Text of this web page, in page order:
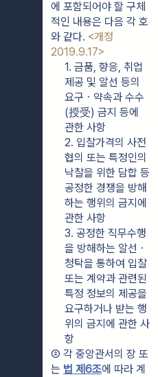
에 포함되어야 할 구체
적인 내용은 다음 각 호
와 같다. <개정
2019.9.17>
1. 금품, 향응, 취업
제공 및 알선 등의
요구ㆍ약속과 수수
(授受) 금지 등에
관한 사항
2. 입찰가격의 사전
협의 또는 특정인의
낙찰을 위한 담합 등
공정한 경쟁을 방해
하는 행위의 금지에
관한 사항
3. 공정한 직무수행
을 방해하는 알선ㆍ
청탁을 통하여 입찰
또는 계약과 관련된
특정 정보의 제공을
요구하거나 받는 행
위의 금지에 관한 사
항
② 각 중앙관서의 장 또
는 법 제6조에 따라 계